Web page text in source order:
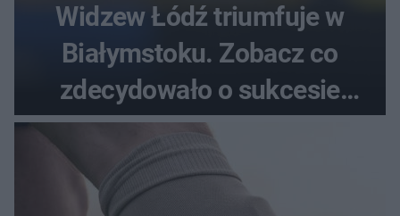
Widzew Łódź triumfuje w
Białymstoku. Zobacz co
zdecydowało o sukcesie
gości